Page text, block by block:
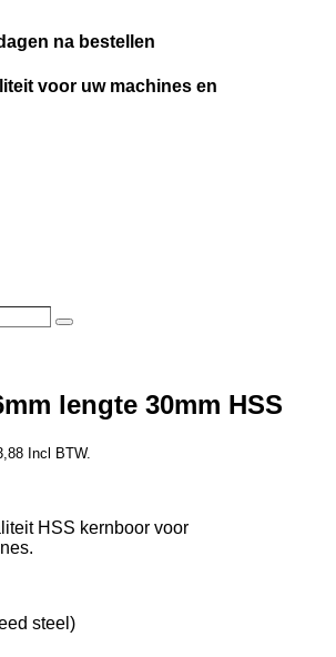
na bestellen
voor uw machines en
Zoeken
lengte 30mm HSS
Incl BTW.
HSS kernboor voor
steel)